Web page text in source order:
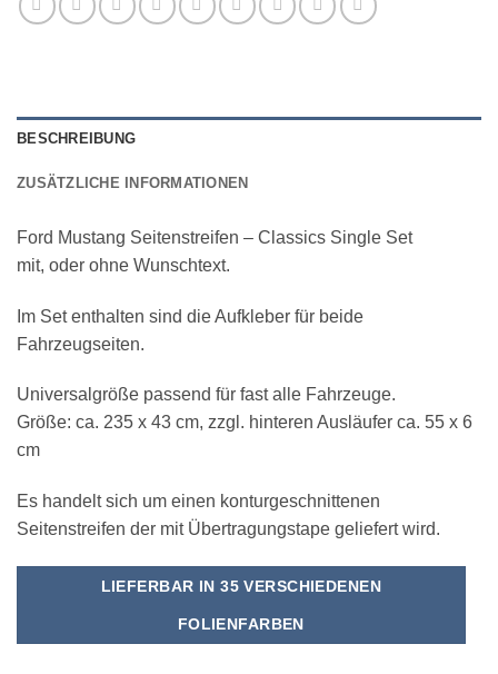
BESCHREIBUNG
ZUSÄTZLICHE INFORMATIONEN
Ford Mustang Seitenstreifen – Classics Single Set
mit, oder ohne Wunschtext.
Im Set enthalten sind die Aufkleber für beide
Fahrzeugseiten.
Universalgröße passend für fast alle Fahrzeuge.
Größe: ca. 235 x 43 cm, zzgl. hinteren Ausläufer ca. 55 x 6
cm
Es handelt sich um einen konturgeschnittenen
Seitenstreifen der mit Übertragungstape geliefert wird.
LIEFERBAR IN 35 VERSCHIEDENEN
FOLIENFARBEN